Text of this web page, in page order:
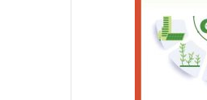
بازگشت سه سکوی پارس جنوبی به مدار تولید